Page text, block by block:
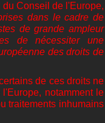
du Conseil de l'Europe,
dans le cadre de
de grande ampleur
de nécessiter une
des droits de
de ces droits ne
notamment le
traitements inhumains